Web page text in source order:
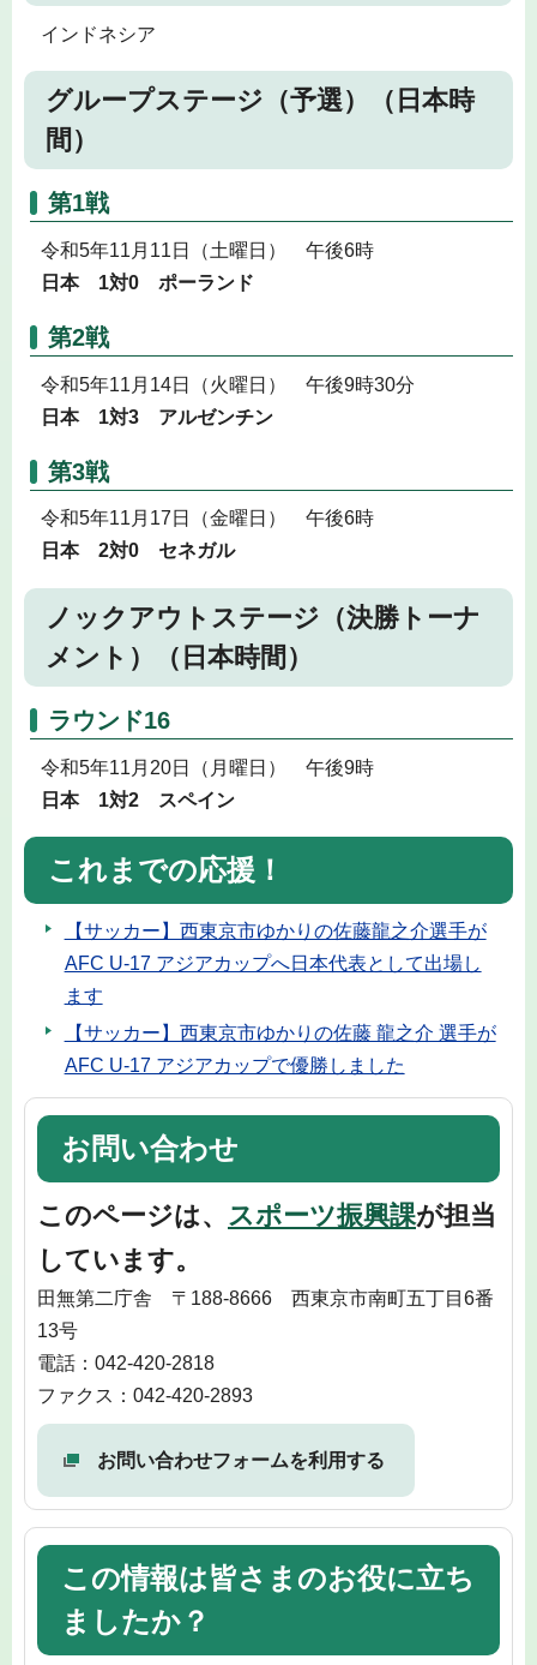
インドネシア
グループステージ（予選）（日本時
間）
第1戦
令和5年11月11日（土曜日） 午後6時
日本 1対0 ポーランド
第2戦
令和5年11月14日（火曜日） 午後9時30分
日本 1対3 アルゼンチン
第3戦
令和5年11月17日（金曜日） 午後6時
日本 2対0 セネガル
ノックアウトステージ（決勝トーナ
メント）（日本時間）
ラウンド16
令和5年11月20日（月曜日） 午後9時
日本 1対2 スペイン
これまでの応援！
【サッカー】西東京市ゆかりの佐藤龍之介選手が
AFC U-17 アジアカップへ日本代表として出場し
ます
【サッカー】西東京市ゆかりの佐藤 龍之介 選手が
AFC U-17 アジアカップで優勝しました
お問い合わせ
このページは、 スポーツ振興課が担当
しています。
田無第二庁舎 〒188-8666 西東京市南町五丁目6番
13号
電話：042-420-2818
ファクス：042-420-2893
お問い合わせフォームを利用する
この情報は皆さまのお役に立ち
ましたか？